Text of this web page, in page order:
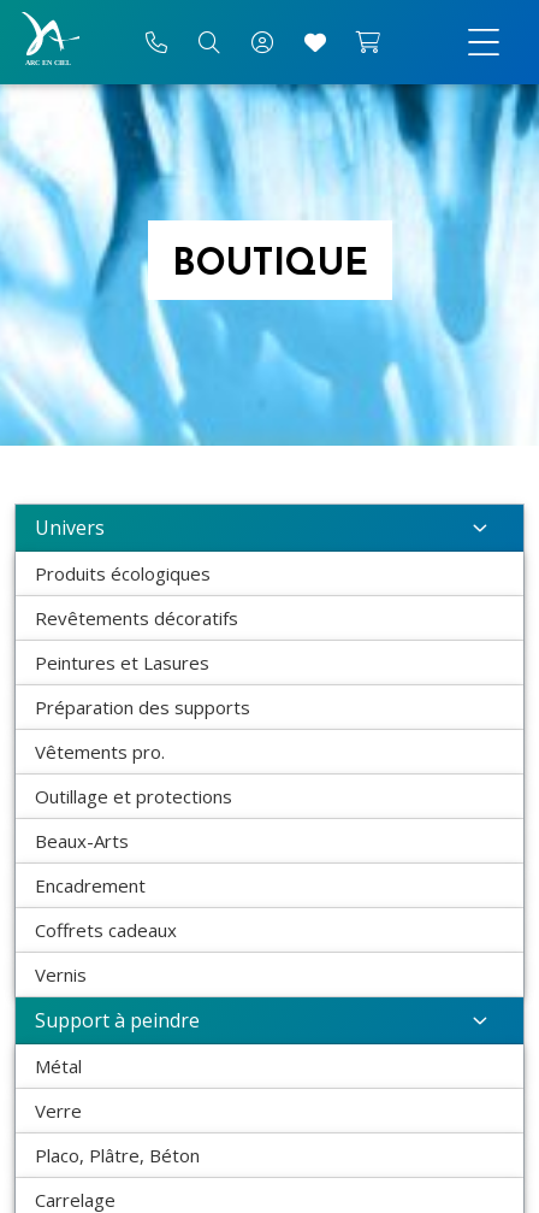
BOUTIQUE
Univers
Produits écologiques
Revêtements décoratifs
Peintures et Lasures
Préparation des supports
Vêtements pro.
Outillage et protections
Beaux-Arts
Encadrement
Coffrets cadeaux
Vernis
Support à peindre
Métal
Verre
Placo, Plâtre, Béton
Carrelage